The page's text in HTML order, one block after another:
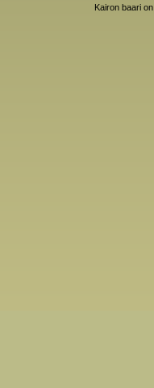
Kairon baari on